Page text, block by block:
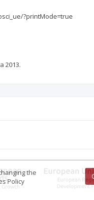
?printMode=true
2013.
the
Policy